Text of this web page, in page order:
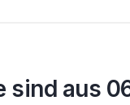
sind aus